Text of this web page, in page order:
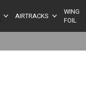
AIRTRACKS
WING
FOIL